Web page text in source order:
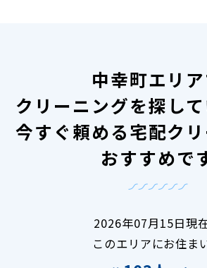
中幸町エリ
クリーニングを探して
今すぐ頼める宅配ク
おすすめで
2026年07月15日現在
このエリアにお住ま